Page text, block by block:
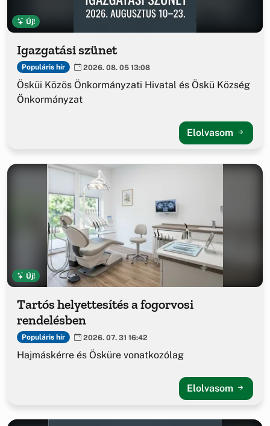
Új!
Igazgatási szünet
Populáris hír 2026. 08. 05 13:08
Ösküi Közös Önkormányzati Hivatal és Öskü Község
Önkormányzat
Elolvasom
Új!
Tartós helyettesítés a fogorvosi
rendelésben
Populáris hír 2026. 07. 31 16:42
Hajmáskérre és Ösküre vonatkozólag
Elolvasom